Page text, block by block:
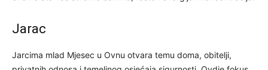
Jarac
Jarcima mlad Mjesec u Ovnu otvara temu doma, obitelji,